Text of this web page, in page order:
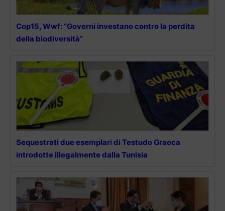
Cop15, Wwf: “Governi investano contro la perdita
della biodiversità”
Sequestrati due esemplari di Testudo Graeca
introdotte illegalmente dalla Tunisia